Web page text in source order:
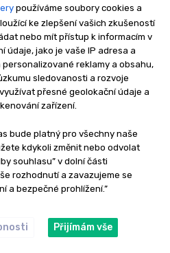
používáme soubory cookies a
ke zlepšení vašich zkušeností
nebo mít přístup k informacím v
údaje, jako je vaše IP adresa a
reklamy a obsahu,
sledovanosti a rozvoje
přesné geolokační údaje a
zařízení.
bude platný pro všechny naše
kdykoli změnit nebo odvolat
souhlasu” v dolní části
rozhodnutí a zavazujeme se
a bezpečné prohlížení.”
Přijímám vše
Reklama-